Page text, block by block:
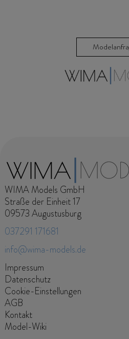
Senden
Ich habe die
genommen. Ich stimme zu, dass
zur Beantwortung meiner Anfrage
gespeichert werden. Hinweis: Sie
jederzeit per E-Mail an
WIMA Models GmbH
Straße der Einheit 17
09573 Augustusburg
037291 171681
info@wima-models.de
Navigation
überspringen
Impressum
Datenschutz
Cookie-Einstellungen
AGB
Kontakt
Model-Wiki